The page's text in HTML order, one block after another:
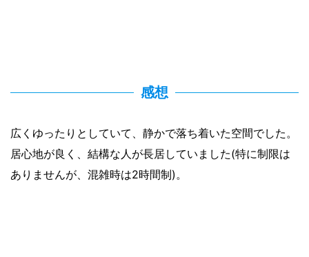
感想
広くゆったりとしていて、静かで落ち着いた空間でした。
居心地が良く、結構な人が長居していました(特に制限は
ありませんが、混雑時は2時間制)。